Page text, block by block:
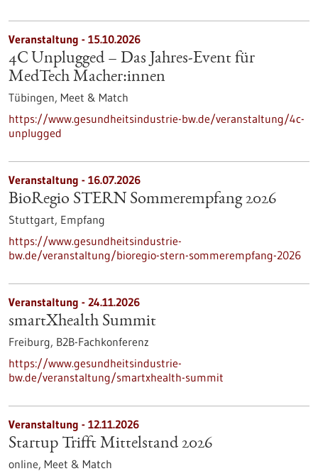
Veranstaltung - 15.10.2026
4C Unplugged – Das Jahres‑Event für
MedTech Macher:innen
Tübingen, Meet & Match
https://www.gesundheitsindustrie-bw.de/veranstaltung/4c-
unplugged
Veranstaltung - 16.07.2026
BioRegio STERN Sommerempfang 2026
Stuttgart, Empfang
https://www.gesundheitsindustrie-
bw.de/veranstaltung/bioregio-stern-sommerempfang-2026
Veranstaltung - 24.11.2026
smartXhealth Summit
Freiburg, B2B-Fachkonferenz
https://www.gesundheitsindustrie-
bw.de/veranstaltung/smartxhealth-summit
Veranstaltung - 12.11.2026
Startup Trifft Mittelstand 2026
online, Meet & Match